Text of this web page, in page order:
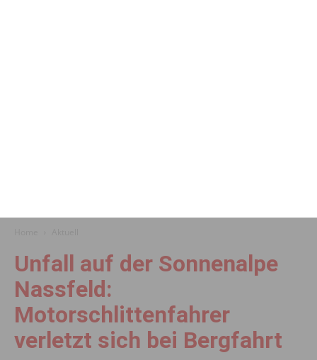
Unfall auf der Sonnenalpe
Nassfeld:
Motorschlittenfahrer
verletzt sich bei Bergfahrt